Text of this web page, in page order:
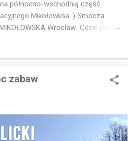
północno-wschodnią część
Mikołowksa :) Smocza
Wrocław Gdzie jest
🤔😁 Idealny 👌 Drewniany, w
Mikołowska 🌳 Z tematyka
Strachota)! Który jest też
wypustkami po których można
z extra zjeżdżalnią rurową i
zabaw